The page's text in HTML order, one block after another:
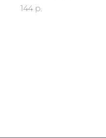
144 p.